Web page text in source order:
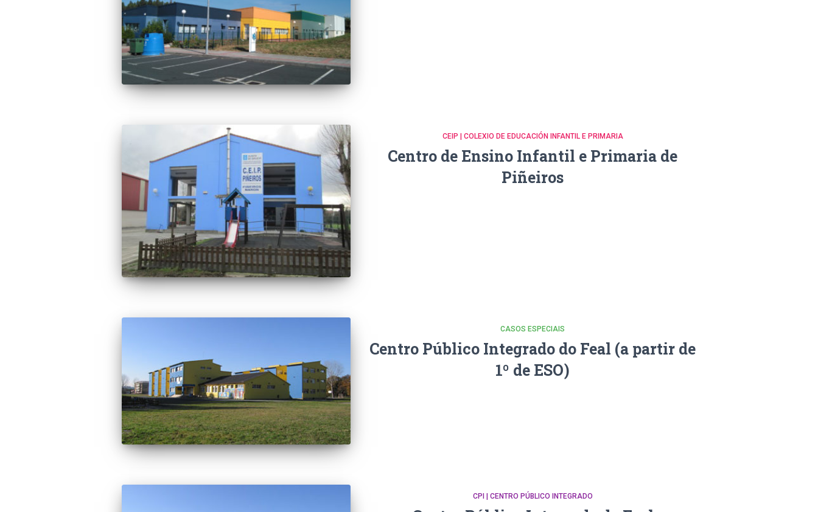
CEIP | COLEXIO DE EDUCACIÓN INFANTIL E PRIMARIA
Centro de Ensino Infantil e Primaria de
Piñeiros
CASOS ESPECIAIS
Centro Público Integrado do Feal (a partir de
1º de ESO)
CPI | CENTRO PÚBLICO INTEGRADO